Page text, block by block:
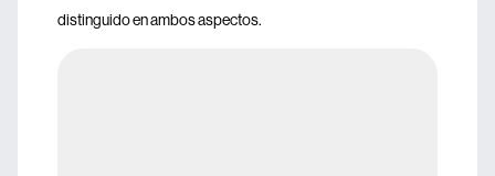
distinguido en ambos aspectos.